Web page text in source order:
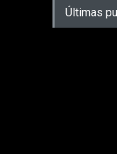
Últimas